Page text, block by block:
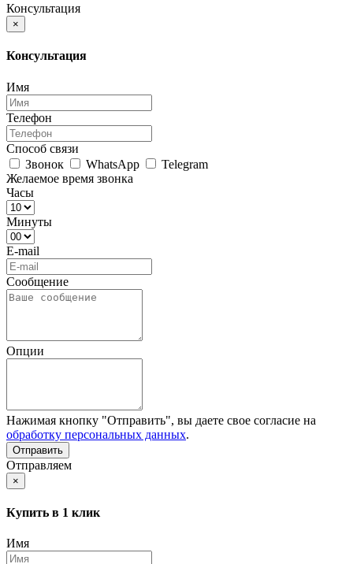
Консультация
×
Консультация
Имя
Телефон
Способ связи
Звонок
WhatsApp
Telegram
Желаемое время звонка
Часы
Минуты
E-mail
Сообщение
Опции
Нажимая кнопку "Отправить", вы даете свое согласие на
обработку персональных данных.
Отправляем
×
Купить в 1 клик
Имя